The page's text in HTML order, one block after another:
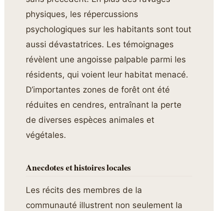
physiques, les répercussions
psychologiques sur les habitants sont tout
aussi dévastatrices. Les témoignages
révèlent une angoisse palpable parmi les
résidents, qui voient leur habitat menacé.
D’importantes zones de forêt ont été
réduites en cendres, entraînant la perte
de diverses espèces animales et
végétales.
Anecdotes et histoires locales
Les récits des membres de la
communauté illustrent non seulement la